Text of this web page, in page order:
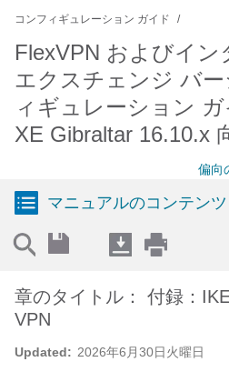
コンフィギュレーション ガイド
FlexVPN およびイン
エクスチェンジ バ
ィギュレーション
XE Gibraltar 16.10.x
偏向
マニュアルのコンテンツ
Updated: 2026年6月30日火曜日
章のタイトル： 付録：
VPN